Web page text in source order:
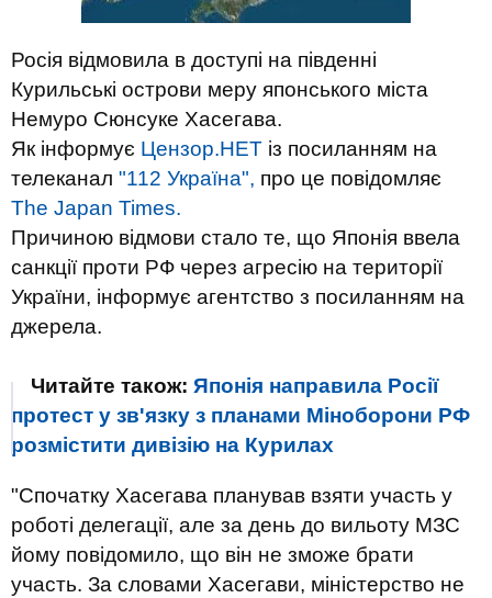
Росія відмовила в доступі на південні
Курильські острови меру японського міста
Немуро Сюнсуке Хасегава.
Як інформує Цензор.НЕТ із посиланням на
телеканал "112 Україна", про це повідомляє
The Japan Times.
Причиною відмови стало те, що Японія ввела
санкції проти РФ через агресію на території
України, інформує агентство з посиланням на
джерела.
Читайте також: Японія направила Росії
протест у зв'язку з планами Міноборони РФ
розмістити дивізію на Курилах
"Спочатку Хасегава планував взяти участь у
роботі делегації, але за день до вильоту МЗС
йому повідомило, що він не зможе брати
участь. За словами Хасегави, міністерство не